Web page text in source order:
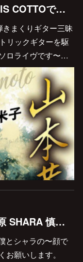
2023/3/10、米子Cafe&Bar BIS COTTOで弾き語り弾きまくりギター三昧やりますよ♪
まくりギター三昧
リックギターを駆
ロライヴです〜…
2023/3/4(土) 山本恭司 vs 石原 SHARA 慎一郎 弾き語り弾きまくり三味special 安城公演♪
とシャラの〜顔で
願いします。